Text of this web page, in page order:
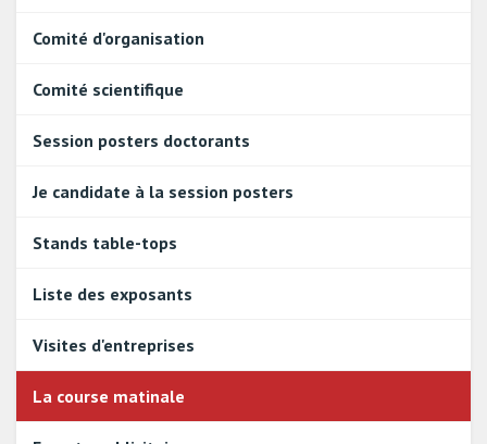
Comité d'organisation
Comité scientifique
Session posters doctorants
Je candidate à la session posters
Stands table-tops
Liste des exposants
Visites d'entreprises
La course matinale